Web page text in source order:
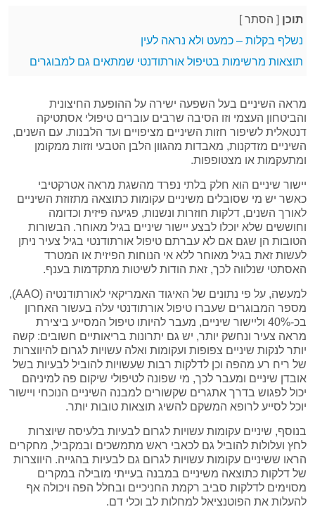
תוכן [ הסתר]
נשלף בקלות – כמעט ולא נראה לעין
תוצאות מרשימות בטיפול אורתודנטי שמתאים גם למבוגרים
מראה השיניים בעל השפעה ישירה על ההופעת החיצונית
והביטחון העצמי וזו הסיבה שרבים עוברים טיפולי אסתטיקה
דנטאלית לשיפור חזות השיניים מציפויים ועד הלבנות. עם השנים,
השיניים מזדקנות, מאבדות מהגוון הלבן הטבעי וזזות ממקומן
ומתעקמות או מצטופפות.
יישור שיניים הוא חלק בלתי נפרד מהשגת מראה אטרקטיבי
כאשר יש מי שסובלים משיניים עקומות כתוצאה מתזוזת השיניים
לאורך השנים, דלקות חוזרות ונשנות, פגיעה פיזית וכדומה
וחוששים שלא יוכלו לבצע יישור שיניים בגיל מאוחר. הבשורות
הטובות הן שגם אם לא עברתם טיפול אורתודנטי בגיל צעיר ניתן
לעשות זאת בגיל מאוחר ללא אי הנוחות הפיזית או המטרד
האסתטי שנלווה לכך, זאת הודות לשיטות מתקדמות בענף.
למעשה, על פי נתונים של האיגוד האמריקאי לאורתודנטיה (AAO),
מספר המבוגרים שעברו טיפול אורתודנטי עלה בעשור האחרון
בכ-40% וליישור שיניים, מעבר להיותו טיפול המסייע ביצירת
מראה צעיר ונחשק יותר, יש גם יתרונות בריאותיים חשובים: קשה
יותר לנקות שיניים צפופות ועקומות ואלה עשויות לגרום להיווצרות
של ריח רע מהפה וכן לדלקות רבות שעשויות להוביל לבעיות בשל
אובדן שיניים ומעבר לכך, מי שפונה לטיפולי שיקום פה למיניהם
יכול לפגוש בדרך אתגרים שקשורים למבנה השיניים הנוכחי ויישור
יוכל לסייע לרופא המשקם להשיג תוצאות טובות יותר.
בנוסף, שיניים עקומות עשויות לגרום לבעיות בלעיסה שיוצרות
לחץ ועלולות להוביל גם לכאבי ראש מתמשכים ובמקביל, מחקרים
הראו ששיניים עקומות עשויות לגרום גם לבעיות בהגייה. היווצרות
של דלקות כתוצאה משיניים במבנה בעייתי מובילה במקרים
מסוימים לדלקות סביב רקמת החניכיים ובחלל הפה ויכולה אף
להעלות את הפוטנציאל למחלות לב וכלי דם.